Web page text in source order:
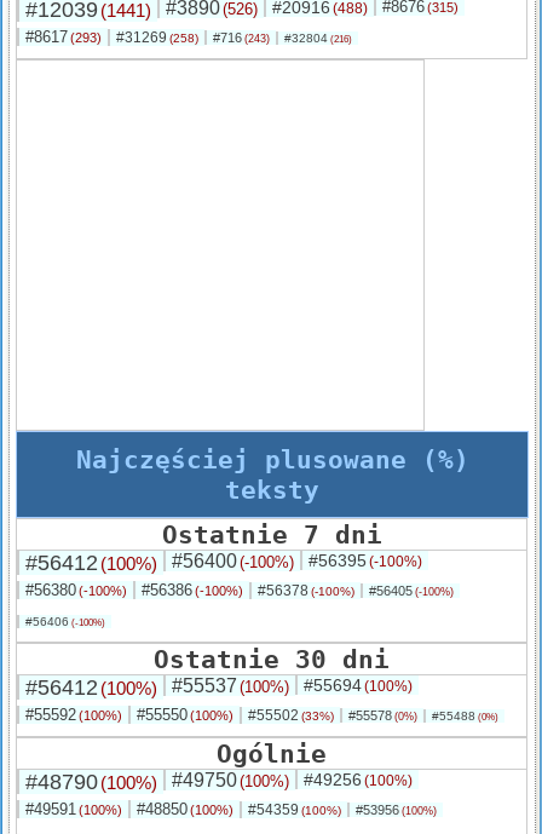
#12039(1441) #3890(526) #20916 (488) #8676(315)
#8617(293) #31269 (258) #716 (243) #32804 (216)
Najczęściej plusowane (%)
teksty
Ostatnie 7 dni
#56412 (100%) #56400(-100%) #56395(-100%)
#56380(-100%) #56386(-100%) #56378 (-100%) #56405 (-100%)
#56406 (-100%)
Ostatnie 30 dni
#56412 (100%) #55537 (100%) #55694(100%)
#55592(100%) #55550(100%) #55502 (33%) #55578 (0%) #55488 (0%)
Ogólnie
#48790(100%) #49750(100%) #49256 (100%)
#49591(100%) #48850(100%) #54359 (100%) #53956 (100%)